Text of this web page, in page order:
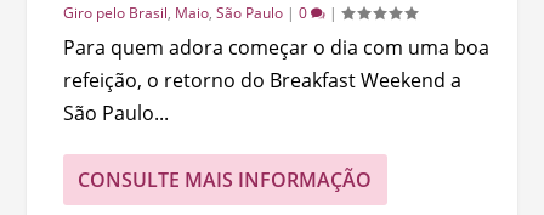
Giro pelo Brasil, Maio,São Paulo |0 |
Para quem adora começar o dia com uma boa
refeição, o retorno do Breakfast Weekend a
São Paulo...
CONSULTE MAIS INFORMAÇÃO